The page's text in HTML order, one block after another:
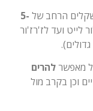
הרחב של 5-
ועד לז'רז'ור
מאפשרלהרים
וכן בקרב מול